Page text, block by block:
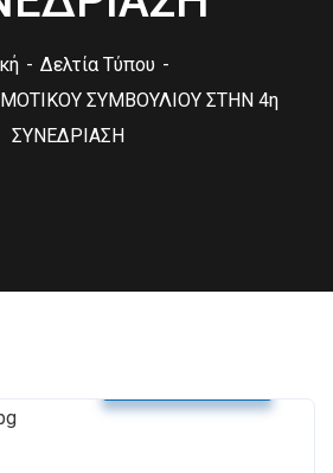
Δελτία Τύπου
ΣΥΜΒΟΥΛΙΟΥ ΣΤΗΝ 4η
ΣΥΝΕΔΡΙΑΣΗ